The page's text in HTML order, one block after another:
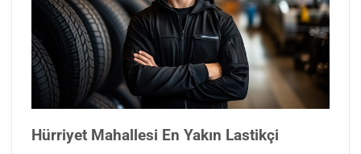
Hürriyet Mahallesi En Yakın Lastikçi